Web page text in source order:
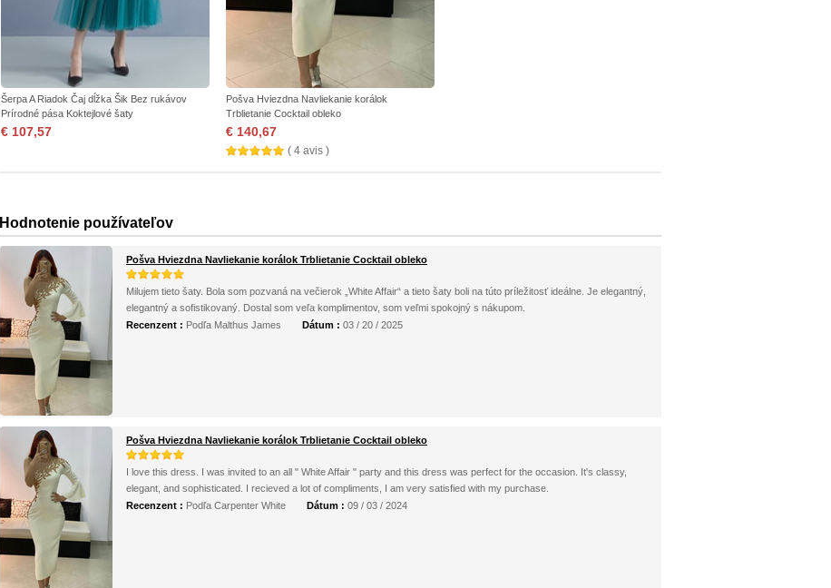
Šerpa A Riadok Čaj dĺžka Šik Bez rukávov
Prírodné pása Koktejlové šaty
€ 107,57
Pošva Hviezdna Navliekanie korálok
Trblietanie Cocktail obleko
€ 140,67
( 4 avis )
Hodnotenie používateľov
Pošva Hviezdna Navliekanie korálok Trblietanie Cocktail obleko
Milujem tieto šaty. Bola som pozvaná na večierok „White Affair“ a tieto šaty boli na túto príležitosť ideálne. Je elegantný,
elegantný a sofistikovaný. Dostal som veľa komplimentov, som veľmi spokojný s nákupom.
Recenzent : Podľa Malthus James Dátum : 03 / 20 / 2025
Pošva Hviezdna Navliekanie korálok Trblietanie Cocktail obleko
I love this dress. I was invited to an all " White Affair " party and this dress was perfect for the occasion. It's classy,
elegant, and sophisticated. I recieved a lot of compliments, I am very satisfied with my purchase.
Recenzent : Podľa Carpenter White Dátum : 09 / 03 / 2024